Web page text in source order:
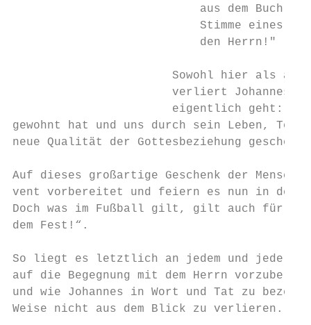
aus dem Buch
Stimme eines
den Herrn!"
Sowohl hier als
verliert Johannes
eigentlich geht:
gewohnt hat und uns durch sein Leben, Tod
neue Qualität der Gottesbeziehung
Auf dieses großartige Geschenk der
vent vorbereitet und feiern es nun in der
Doch was im Fußball gilt, gilt auch für den
dem Fest!“.
So liegt es letztlich an jedem und jeder
auf die Begegnung mit dem Herrn
und wie Johannes in Wort und Tat zu
Weise nicht aus dem Blick zu verlieren.